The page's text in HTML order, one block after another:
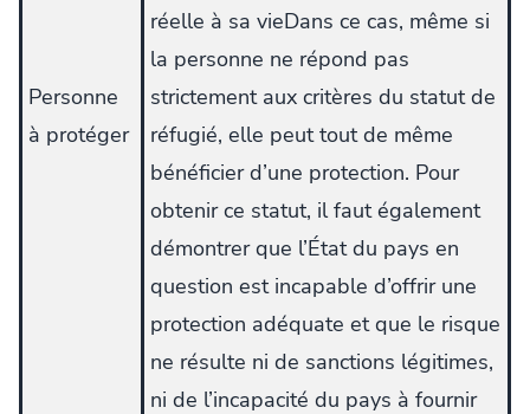
Personne
à protéger
réelle à sa vieDans ce cas, même si
la personne ne répond pas
strictement aux critères du statut de
réfugié, elle peut tout de même
bénéficier d’une protection. Pour
obtenir ce statut, il faut également
démontrer que l’État du pays en
question est incapable d’offrir une
protection adéquate et que le risque
ne résulte ni de sanctions légitimes,
ni de l’incapacité du pays à fournir